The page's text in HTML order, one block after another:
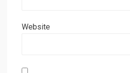
Website